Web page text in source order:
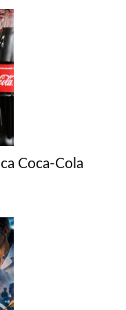
Coca-Cola